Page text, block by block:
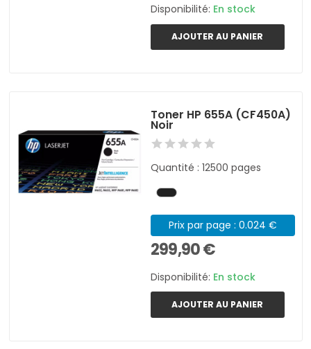
Disponibilité: En stock
AJOUTER AU PANIER
Toner HP 655A (CF450A)
Noir
Quantité : 12500 pages
Prix par page : 0.024 €
299,90 €
Disponibilité: En stock
AJOUTER AU PANIER